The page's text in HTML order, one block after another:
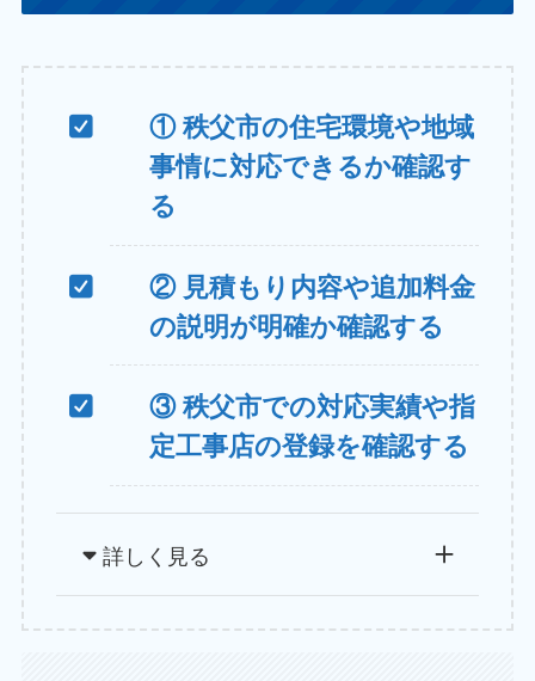
① 秩父市の住宅環境や地域
事情に対応できるか確認す
る
② 見積もり内容や追加料金
の説明が明確か確認する
③ 秩父市での対応実績や指
定工事店の登録を確認する
詳しく見る